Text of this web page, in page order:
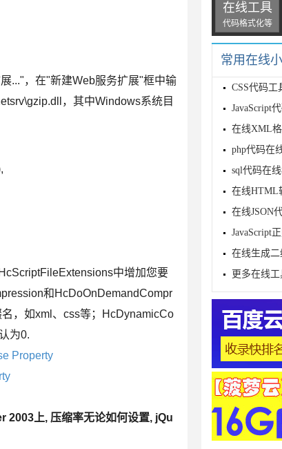
..."，在"新建Web服务扩展"框中输
，其中Windows系统目
中增加您要
和HcDoOnDemandCompr
，如xml、css等；HcDynamicCo
为0.
Property
2003上, 压缩率无论如何设置, jQu
在线工具
代码格式化等
常用在线
CSS代码工
JavaScript
在线XML
php代码在
sql代码在
在线HTML
在线JSON
JavaScript
在线生成
更多在线工